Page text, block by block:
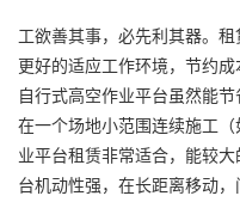
工欲善其事，必先利其器。租
更好的适应工作环境，节约成
自行式高空作业平台虽然能
在一个场地小范围连续施工
业平台租赁非常适合，能较
台机动性强，在长距离移动